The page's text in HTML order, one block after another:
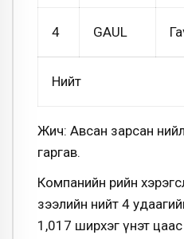
4 GAUL
Нийт
Жич: Авсан зарсан
гаргав.
Компанийн өрийн
зээлийн нийт 4
1,017 ширхэг үнэт цаас